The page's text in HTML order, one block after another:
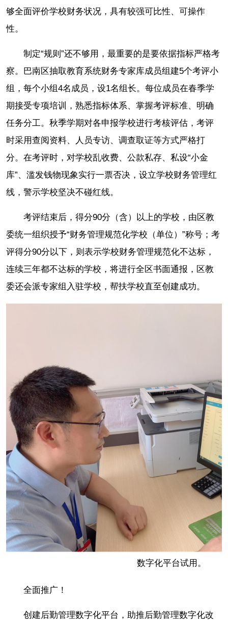
够全面评价学校财务状况，具有较强可比性、可操作
性。
制定“规则”还不够用，最重要的是要依据指标严格考
察。巴南区抽取教育系统财务专家库成员组建5个考评小
组，每个小组4名成员，设1名组长。每位成员在春季学
期接受专项培训，熟悉指标体系、掌握考评标准、明确
任务分工。秋季学期对各申报学校进行考核评估，考评
时采用查阅资料、人员专访、调查取证等方式严格打
分。在考评时，对学校乱收费、公款私存、私设“小金
库”、滥发钱物现象实行一票否决，设立学校财务管理红
线，警示学校坚决不碰红线。
考评结束后，得分90分（含）以上的学校，由区教
委统一组织授予“财务管理规范化学校（单位）”称号；考
评得分90分以下，则表示学校财务管理规范化不达标，
连续三年都不达标的学校，将进行全区书面通报，区教
委还会派专家组入驻学校，帮扶学校直至创建成功。
数字化平台试用。
全面推广！
创建后勤管理数字化平台，助推后勤管理数字化改